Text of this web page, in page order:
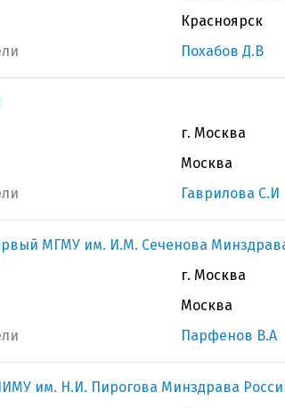
Красноярск
Похабов Д.В
г. Москва
Москва
Гаврилова С.И
МГМУ им. И.М. Сеченова
г. Москва
Москва
Парфенов В.А
им. Н.И. Пирогова Минздрава